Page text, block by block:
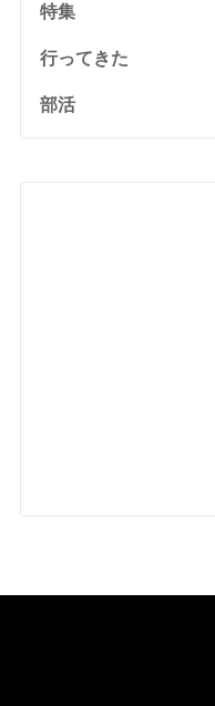
特集
行ってきた
部活